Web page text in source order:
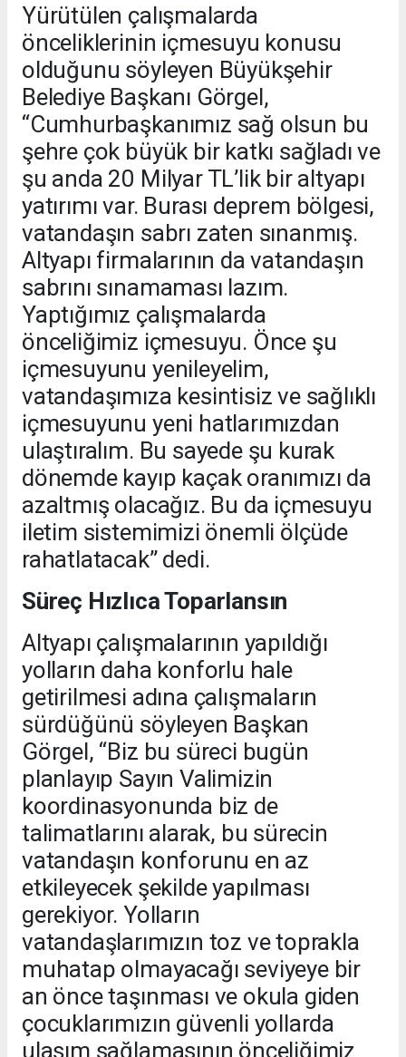
Yürütülen çalışmalarda
önceliklerinin içmesuyu konusu
olduğunu söyleyen Büyükşehir
Belediye Başkanı Görgel,
“Cumhurbaşkanımız sağ olsun bu
şehre çok büyük bir katkı sağladı ve
şu anda 20 Milyar TL’lik bir altyapı
yatırımı var. Burası deprem bölgesi,
vatandaşın sabrı zaten sınanmış.
Altyapı firmalarının da vatandaşın
sabrını sınamaması lazım.
Yaptığımız çalışmalarda
önceliğimiz içmesuyu. Önce şu
içmesuyunu yenileyelim,
vatandaşımıza kesintisiz ve sağlıklı
içmesuyunu yeni hatlarımızdan
ulaştıralım. Bu sayede şu kurak
dönemde kayıp kaçak oranımızı da
azaltmış olacağız. Bu da içmesuyu
iletim sistemimizi önemli ölçüde
rahatlatacak” dedi.
Süreç Hızlıca Toparlansın
Altyapı çalışmalarının yapıldığı
yolların daha konforlu hale
getirilmesi adına çalışmaların
sürdüğünü söyleyen Başkan
Görgel, “Biz bu süreci bugün
planlayıp Sayın Valimizin
koordinasyonunda biz de
talimatlarını alarak, bu sürecin
vatandaşın konforunu en az
etkileyecek şekilde yapılması
gerekiyor. Yolların
vatandaşlarımızın toz ve toprakla
muhatap olmayacağı seviyeye bir
an önce taşınması ve okula giden
çocuklarımızın güvenli yollarda
ulaşım sağlamasının önceliğimiz